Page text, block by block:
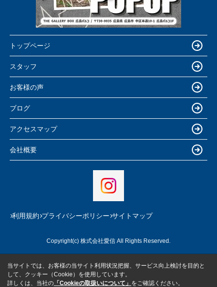
トップページ
スタッフ
お客様の声
ブログ
アクセスマップ
会社概要
利用規約 プライバシーポリシー サイトマップ
Copyright(c) 株式会社愛信 All Rights Reserved.
当サイトでは、お客様の当サイト利用状況把握、サービス向上検討を目的と
して、クッキー（Cookie）を使用しています。
詳しくは、当社の 「Cookieの取扱いについて」 をご確認ください。